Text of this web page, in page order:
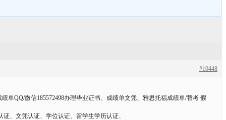
#10448
单QQ/微信185572498办理毕业证书、成绩单文凭、雅思托福成绩单/替考 假
、文凭认证、学位认证、留学生学历认证、